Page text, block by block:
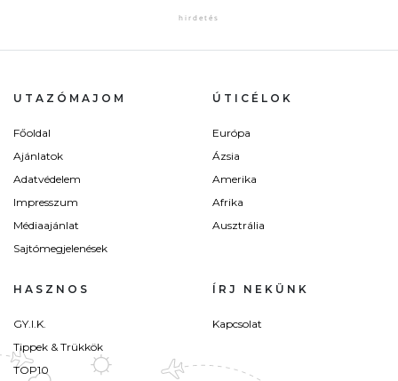
UTAZÓMAJOM
Főoldal
Ajánlatok
Adatvédelem
Impresszum
Médiaajánlat
Sajtómegjelenések
ÚTICÉLOK
Európa
Ázsia
Amerika
Afrika
Ausztrália
HASZNOS
GY.I.K.
Tippek & Trükkök
TOP10
ÍRJ NEKÜNK
Kapcsolat